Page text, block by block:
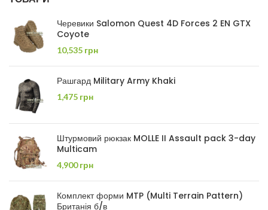
Черевики Salomon Quest 4D Forces 2 EN GTX
Coyote
10,535 грн
Рашгард Military Army Khaki
1,475 грн
Штурмовий рюкзак MOLLE II Assault pack 3-day
Multicam
4,900грн
Комплект форми MTP (Multi Terrain Pattern)
Британія б/в